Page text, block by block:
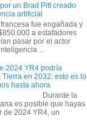
un Brad Pitt creado
artificial
fue engañada y
a estafadores
pasar por el actor
...
2024 YR4 podría
Tierra en 2032: esto es lo
hasta ahora
la
es posible que hayas
de 2024 YR4, un